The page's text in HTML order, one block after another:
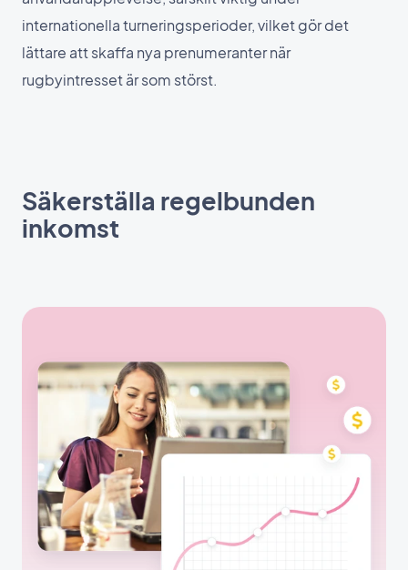
internationella turneringsperioder, vilket gör det
lättare att skaffa nya prenumeranter när
rugbyintresset är som störst.
Säkerställa regelbunden
inkomst